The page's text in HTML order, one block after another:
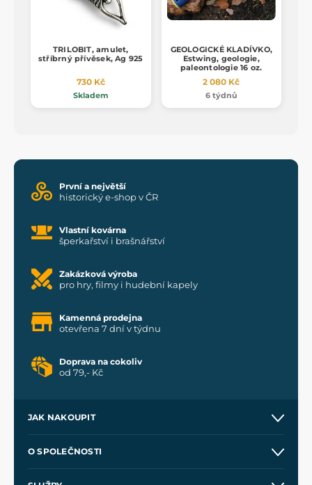
TRILOBIT, amulet,
stříbrný přívěsek, Ag 925
730 Kč
Skladem
GEOLOGICKÉ KLADÍVKO,
Estwing, geologie,
paleontologie 16 oz.
2 080 Kč
6 týdnů
První a největší
historický e-shop v ČR
Vlastní kovárna
šperkařství i brašnářství
Zakázková výroba
pro hry, filmy i hudební kapely
Kamenná prodejna
otevřena 7 dní v týdnu
Doprava na cokoliv
od 79,- Kč
JAK NAKOUPIT
O SPOLEČNOSTI